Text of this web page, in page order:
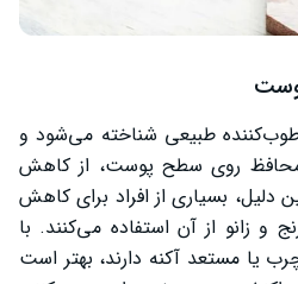
طبیعی شناخته می‌شود و
محافظ روی سطح پوست، از کاهش
بسیاری از افراد برای کاهش
زانو از آن استفاده می‌کنند. با
یا مستعد آکنه دارند، بهتر است